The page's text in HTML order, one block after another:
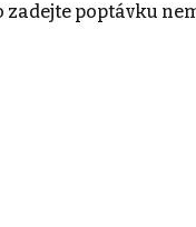
poptávku